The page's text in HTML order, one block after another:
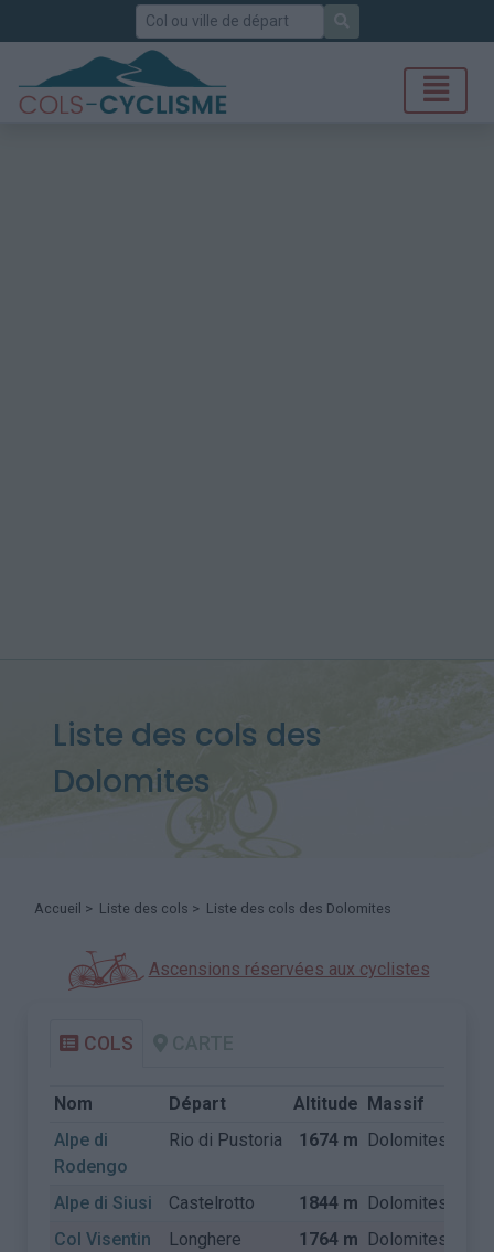
Rechercher
Liste des cols des
Dolomites
Accueil > Liste des cols > Liste des cols des Dolomites
Ascensions réservées aux cyclistes
COLS
Nom Départ Altitude Massif
Alpe di
Rodengo
Rio di Pustoria 1674 m Dolomites
Alpe di Siusi Castelrotto 1844 m Dolomites
Col Visentin
Longhere 1764 m Dolomites